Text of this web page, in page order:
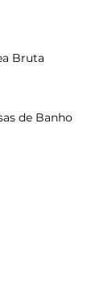
Bruta
de Banho